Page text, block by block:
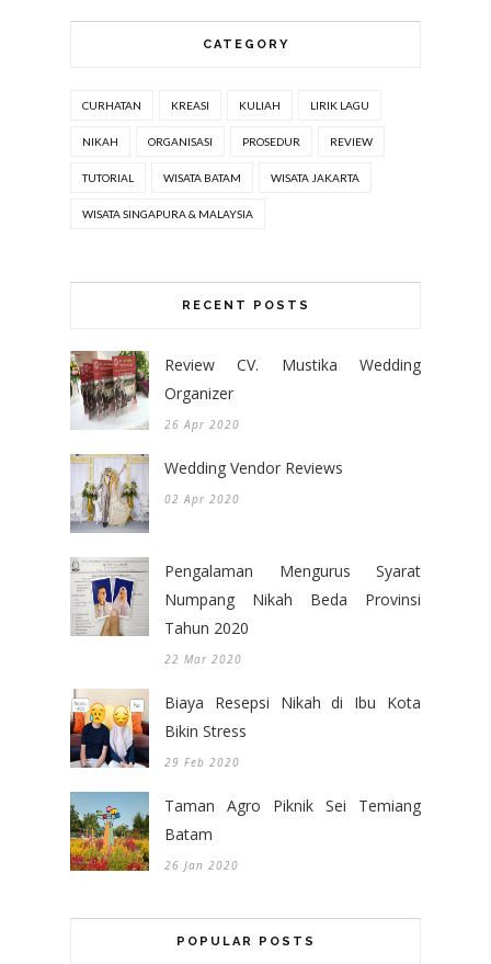
CATEGORY
CURHATAN KREASI KULIAH LIRIK LAGU
NIKAH ORGANISASI PROSEDUR REVIEW
TUTORIAL WISATA BATAM WISATA JAKARTA
WISATA SINGAPURA & MALAYSIA
RECENT POSTS
Review CV. Mustika Wedding
Organizer
26 Apr 2020
Wedding Vendor Reviews
02 Apr 2020
Pengalaman Mengurus Syarat
Numpang Nikah Beda Provinsi
Tahun 2020
22 Mar 2020
Biaya Resepsi Nikah di Ibu Kota
Bikin Stress
29 Feb 2020
Taman Agro Piknik Sei Temiang
Batam
26 Jan 2020
POPULAR POSTS